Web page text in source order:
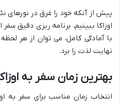
پیش از آنکه خود را غرق در نورهای
اوزاکا ببینیم، برنامه ریزی دقیق
با آمادگی کامل، می توان از هر
نهایت لذت را برد.
بهترین زمان سفر به
انتخاب زمان مناسب برای سفر به